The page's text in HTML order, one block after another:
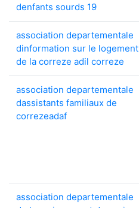
denfants sourds 19
association departementale
dinformation sur le logement
de la correze adil correze
association departementale
dassistants familiaux de
correzeadaf
association departementale